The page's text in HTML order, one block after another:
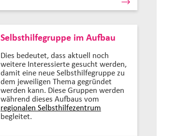
Selbsthilfegruppe im Aufbau
Dies bedeutet, dass aktuell noch
weitere Interessierte gesucht werden,
damit eine neue Selbsthilfegruppe zu
dem jeweiligen Thema gegründet
werden kann. Diese Gruppen werden
während dieses Aufbaus vom
regionalen Selbsthilfezentrum
begleitet.